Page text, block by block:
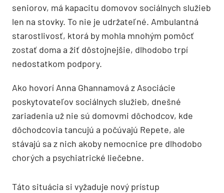
seniorov, má kapacitu domovov sociálnych služieb
len na stovky. To nie je udržateľné. Ambulantná
starostlivosť, ktorá by mohla mnohým pomôcť
zostať doma a žiť dôstojnejšie, dlhodobo trpí
nedostatkom podpory.
Ako hovorí Anna Ghannamová z Asociácie
poskytovateľov sociálnych služieb, dnešné
zariadenia už nie sú domovmi dôchodcov, kde
dôchodcovia tancujú a počúvajú Repete, ale
stávajú sa z nich akoby nemocnice pre dlhodobo
chorých a psychiatrické liečebne.
Táto situácia si vyžaduje nový prístup